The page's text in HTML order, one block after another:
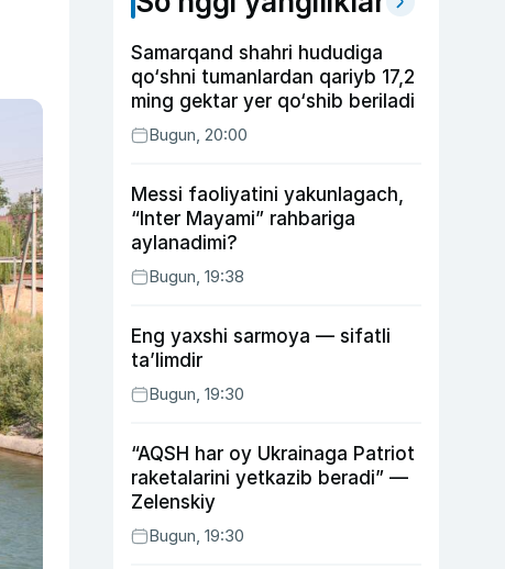
Samarqand shahri hududiga
qo‘shni tumanlardan qariyb 17,2
ming gektar yer qo‘shib beriladi
Bugun, 20:00
Messi faoliyatini yakunlagach,
“Inter Mayami” rahbariga
aylanadimi?
Bugun, 19:38
Eng yaxshi sarmoya — sifatli
ta’limdir
Bugun, 19:30
“AQSH har oy Ukrainaga Patriot
raketalarini yetkazib beradi” —
Zelenskiy
Bugun, 19:30